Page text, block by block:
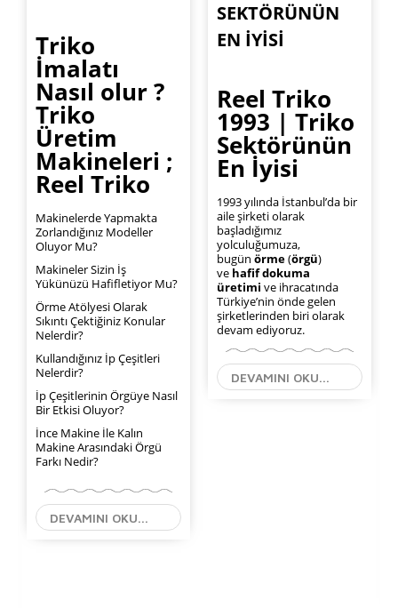
Triko
İmalatı
Nasıl olur ?
Triko
Üretim
Makineleri ;
Reel Triko
Makinelerde Yapmakta
Zorlandığınız Modeller
Oluyor Mu?
Makineler Sizin İş
Yükünüzü Hafifletiyor Mu?
Örme Atölyesi Olarak
Sıkıntı Çektiğiniz Konular
Nelerdir?
Kullandığınız İp Çeşitleri
Nelerdir?
İp Çeşitlerinin Örgüye Nasıl
Bir Etkisi Oluyor?
İnce Makine İle Kalın
Makine Arasındaki Örgü
Farkı Nedir?
DEVAMINI OKU...
SEKTÖRÜNÜN
EN İYISI
Reel Triko
1993 | Triko
Sektörünün
En İyisi
1993 yılında İstanbul’da bir
aile şirketi olarak
başladığımız
yolculuğumuza,
bugün örme(örgü)
ve hafif dokuma
üretimi ve ihracatında
Türkiye’nin önde gelen
şirketlerinden biri olarak
devam ediyoruz.
DEVAMINI OKU...